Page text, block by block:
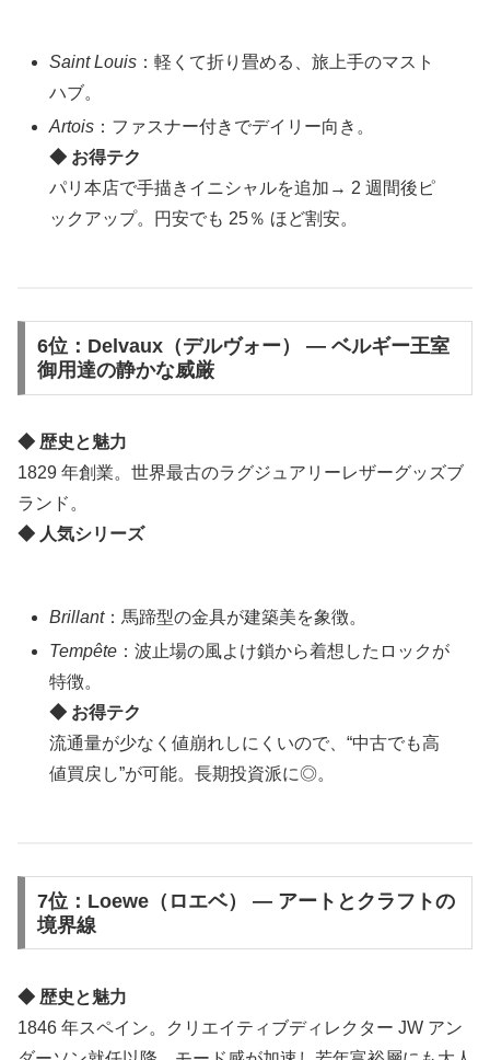
Saint Louis ：軽くて折り畳める、旅上手のマスト
ハブ。
Artois ：ファスナー付きでデイリー向き。
◆ お得テク
パリ本店で手描きイニシャルを追加→ 2 週間後ピ
ックアップ。円安でも 25％ ほど割安。
6位：Delvaux（デルヴォー） ― ベルギー王室
御用達の静かな威厳
◆ 歴史と魅力
1829 年創業。世界最古のラグジュアリーレザーグッズブ
ランド。
◆ 人気シリーズ
Brillant：馬蹄型の金具が建築美を象徴。
Tempête ：波止場の風よけ鎖から着想したロックが
特徴。
◆ お得テク
流通量が少なく値崩れしにくいので、“中古でも高
値買戻し”が可能。長期投資派に◎。
7位：Loewe（ロエベ） ― アートとクラフトの
境界線
◆ 歴史と魅力
1846 年スペイン。クリエイティブディレクター JW アン